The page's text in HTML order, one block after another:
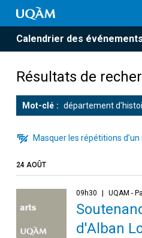
Calendrier des événements
Résultats de
Mot-clé département
Masquer les répétitions
24 AOÛT
09h30 UQAM -
d'Alban